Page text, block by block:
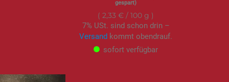
gespart)
2,33 € / 100 g
7% USt. sind schon drin –
Versand kommt obendrauf.
sofort verfügbar